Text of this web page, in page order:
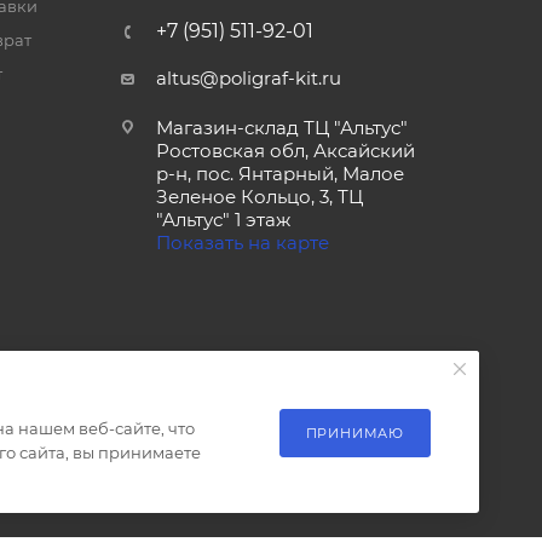
+7 (951) 511-92-01
altus@poligraf-kit.ru
Магазин-склад ТЦ "Альтус"
Ростовская обл, Аксайский
р-н, пос. Янтарный, Малое
Зеленое Кольцо, 3, ТЦ
"Альтус" 1 этаж
Показать на карте
нашем веб-сайте, что
сайта, вы принимаете
ПРИНИМАЮ